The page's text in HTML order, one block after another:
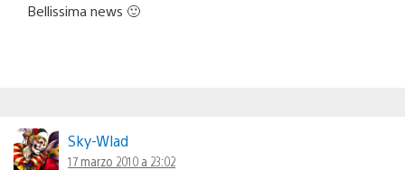
Bellissima news 🙂
Sky-Wlad
17 marzo 2010 a 23:02